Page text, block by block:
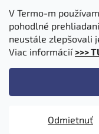
V Termo-m
pohodlné
neustále zlepšovali
Viac informácií >>>
Odmietnuť